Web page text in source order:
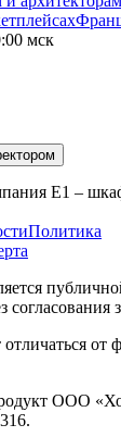
мск
Е1 –
Политика
согласования
от
ООО